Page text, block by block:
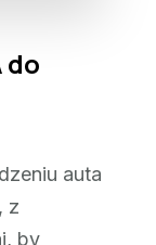
do
auta
z
by